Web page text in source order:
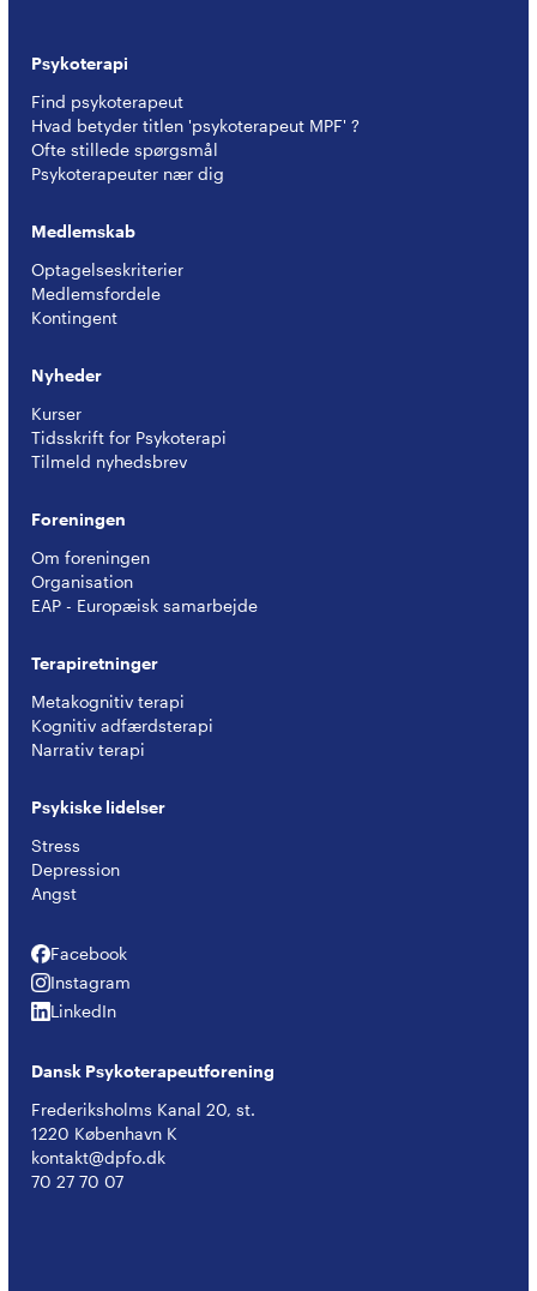
Psykoterapi
Find psykoterapeut
Hvad betyder titlen 'psykoterapeut MPF' ?
Ofte stillede spørgsmål
Psykoterapeuter nær dig
Medlemskab
Optagelseskriterier
Medlemsfordele
Kontingent
Nyheder
Kurser
Tidsskrift for Psykoterapi
Tilmeld nyhedsbrev
Foreningen
Om foreningen
Organisation
EAP - Europæisk samarbejde
Terapiretninger
Metakognitiv terapi
Kognitiv adfærdsterapi
Narrativ terapi
Psykiske lidelser
Stress
Depression
Angst
Facebook
Facebook
Instagram
Instagram
LinkedIn
LinkedIn
Dansk Psykoterapeutforening
Frederiksholms Kanal 20, st.
1220 København K
kontakt@dpfo.dk
70 27 70 07